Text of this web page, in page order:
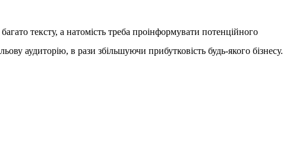
тексту, а натомість треба проінформувати потенційного
аудиторію, в рази збільшуючи прибутковість будь-якого бізнесу.